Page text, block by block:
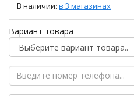
В наличии: в 3 магазинах
Вариант товара